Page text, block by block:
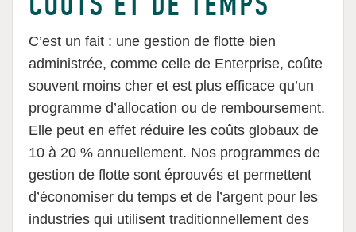
C’est un fait : une gestion de flotte bien
administrée, comme celle de Enterprise, coûte
souvent moins cher et est plus efficace qu’un
programme d’allocation ou de remboursement.
Elle peut en effet réduire les coûts globaux de
10 à 20 % annuellement. Nos programmes de
gestion de flotte sont éprouvés et permettent
d’économiser du temps et de l’argent pour les
industries qui utilisent traditionnellement des